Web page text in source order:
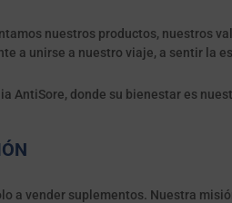
nuestros productos, nuestros
a unirse a nuestro viaje, a sentir la
AntiSore, donde su bienestar es
a vender suplementos. Nuestra